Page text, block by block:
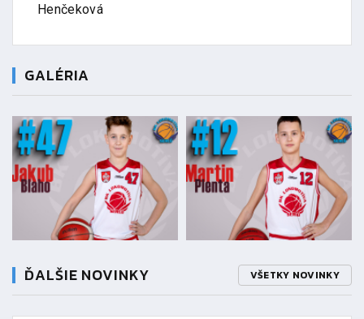
Henčeková
GALÉRIA
ĎALŠIE NOVINKY VŠETKY NOVINKY